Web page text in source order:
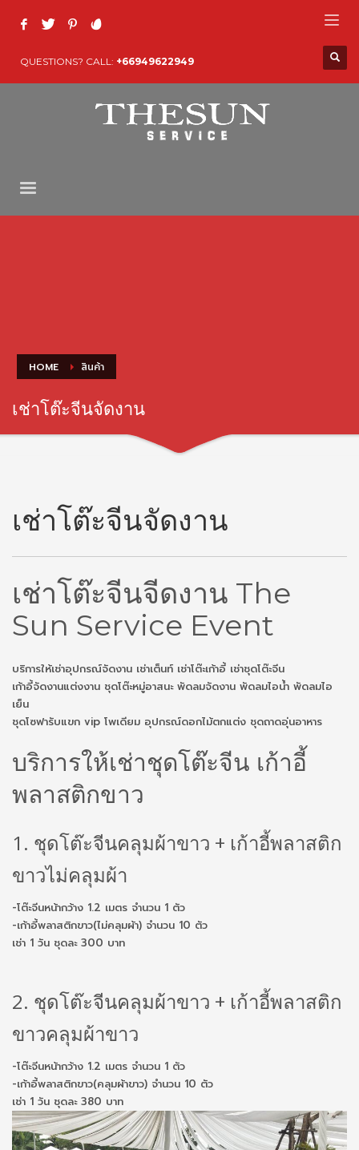
QUESTIONS? CALL: +66949622949
HOME สินค้า
เช่าโต๊ะจีนจัดงาน
เช่าโต๊ะจีนจัดงาน
เช่าโต๊ะจีนจีดงาน The
Sun Service Event
บริการให้เช่าอุปกรณ์จัดงาน เช่าเต็นท์ เช่าโต๊ะเก้าอี้ เช่าชุดโต๊ะจีน
เก้าอี้จัดงานแต่งงาน ชุดโต๊ะหมู่อาสนะ พัดลมจัดงาน พัดลมไอน้ำ พัดลมไอ
เย็น
ชุดโซฟารับแขก vip โพเดียม อุปกรณ์ดอกไม้ตกแต่ง ชุดถาดอุ่นอาหาร
บริการให้เช่าชุดโต๊ะจีน เก้าอี้
พลาสติกขาว
1. ชุดโต๊ะจีนคลุมผ้าขาว + เก้าอี้พลาสติก
ขาวไม่คลุมผ้า
-โต๊ะจีนหน้ากว้าง 1.2 เมตร จำนวน 1 ตัว
-เก้าอี้พลาสติกขาว(ไม่คลุมผ้า) จำนวน 10 ตัว
เช่า 1 วัน ชุดละ 300 บาท
2. ชุดโต๊ะจีนคลุมผ้าขาว + เก้าอี้พลาสติก
ขาวคลุมผ้าขาว
-โต๊ะจีนหน้ากว้าง 1.2 เมตร จำนวน 1 ตัว
-เก้าอี้พลาสติกขาว(คลุมผ้าขาว) จำนวน 10 ตัว
เช่า 1 วัน ชุดละ 380 บาท